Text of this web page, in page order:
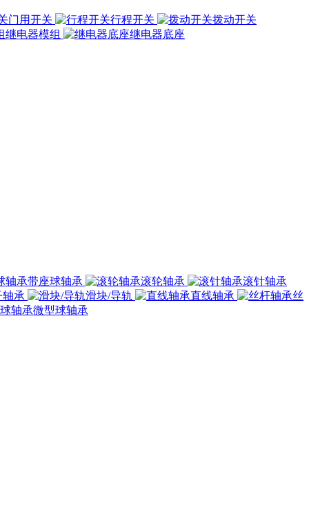
门用开关 行程开关
拨动开关
继电器模组 继电器底座
带座球轴承 滚轮轴承
滚针轴承
轴承 滑块/导轨 直线轴承
丝
微型球轴承